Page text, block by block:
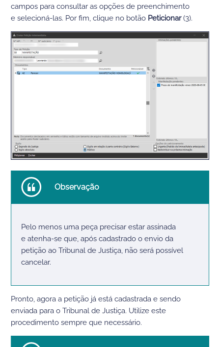
campos paraconsultar as opções de preenchimento
eselecioná-las. Por fim, clique no botão Peticionar (3).
Observação
Pelo menos uma peça precisar estar assinada
e atenha-se que, após cadastrado o envio da
petição ao Tribunal de Justiça, nãoserá possível
cancelar.
Pronto, agora a petição já está cadastrada e sendo
enviada para o Tribunal de Justiça. Utilize este
procedimento sempre que necessário.